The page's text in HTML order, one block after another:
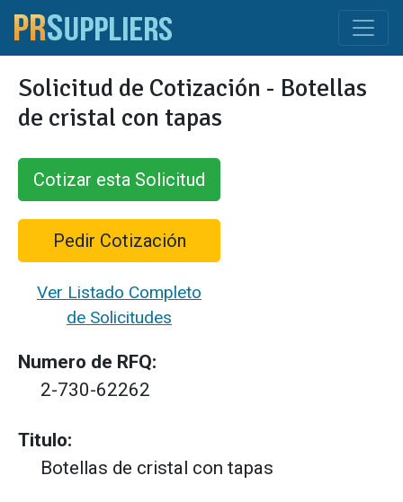
Solicitud de Cotización - Botellas
de cristal con tapas
Cotizar esta Solicitud
Pedir Cotización
Ver Listado Completo
de Solicitudes
Numero de RFQ:
2-730-62262
Titulo:
Botellas de cristal con tapas